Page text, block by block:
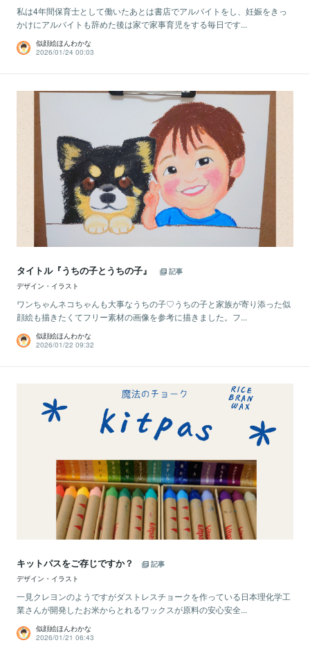
私は4年間保育士として働いたあとは書店でアルバイトをし、妊娠をきっ
かけにアルバイトも辞めた後は家で家事育児をする毎日です...
似顔絵ほんわかな
2026/01/24 00:03
タイトル『うちの子とうちの子』
記事
デザイン・イラスト
ワンちゃんネコちゃんも大事なうちの子♡うちの子と家族が寄り添った似
顔絵も描きたくてフリー素材の画像を参考に描きました。フ...
似顔絵ほんわかな
2026/01/22 09:32
キットパスをご存じですか？
記事
デザイン・イラスト
一見クレヨンのようですがダストレスチョークを作っている日本理化学工
業さんが開発したお米からとれるワックスが原料の安心安全...
似顔絵ほんわかな
2026/01/21 06:43